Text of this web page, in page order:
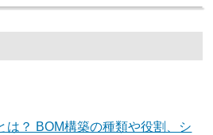
は？ BOM構築の種類や役割、シ